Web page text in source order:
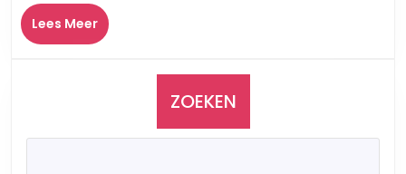
Lees MeerLees
Meer
ZOEKEN